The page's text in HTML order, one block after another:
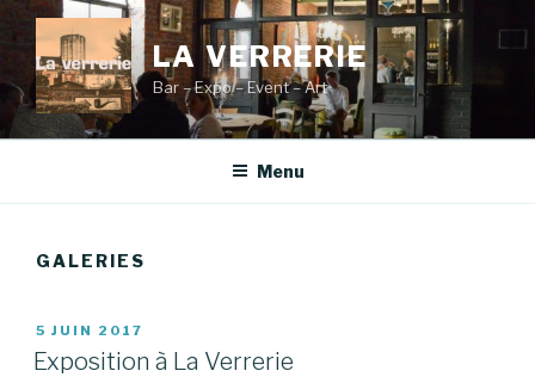
contenu
principal
LA VERRERIE
Bar – Expo – Event – Art
Menu
GALERIES
PUBLIÉ
LE
5 JUIN 2017
Exposition à La Verrerie